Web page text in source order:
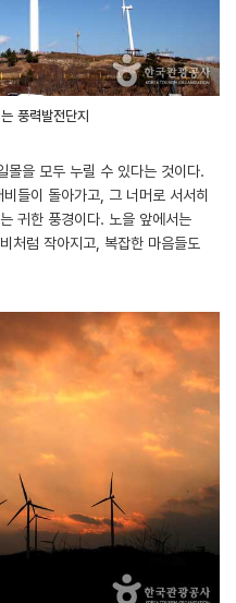
풍력발전단지
몰을 모두 누릴 수 있다는 것이다.
들이 돌아가고, 그 너머로 서서히
귀한 풍경이다. 노을 앞에서는
처럼 작아지고, 복잡한 마음들도